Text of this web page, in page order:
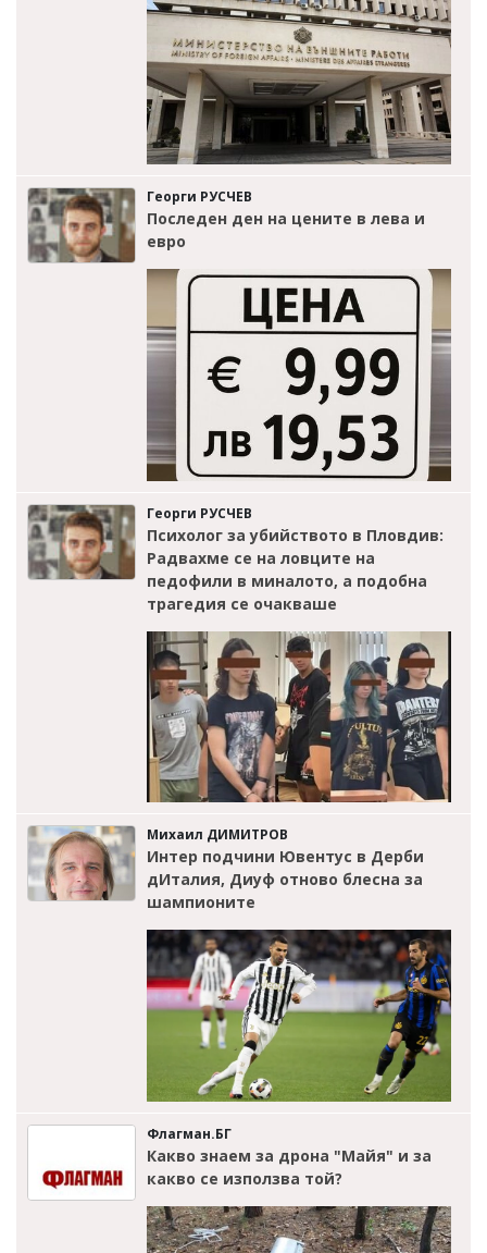
Георги РУСЧЕВ
Последен ден на цените в лева и
евро
Георги РУСЧЕВ
Психолог за убийството в Пловдив:
Радвахме се на ловците на
педофили в миналото, а подобна
трагедия се очакваше
Михаил ДИМИТРОВ
Интер подчини Ювентус в Дерби
дИталия, Диуф отново блесна за
шампионите
Флагман.БГ
Какво знаем за дрона "Майя" и за
какво се използва той?